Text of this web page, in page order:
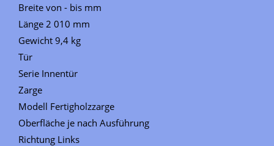
Breite von - bis mm
Länge 2 010 mm
Gewicht 9,4 kg
Tür
Serie Innentür
Zarge
Modell Fertigholzzarge
Oberfläche je nach Ausführung
Richtung Links